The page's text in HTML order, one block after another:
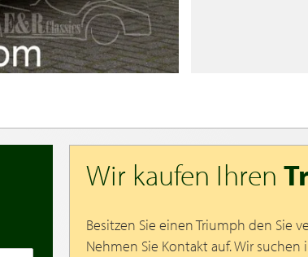
Wir kaufen Ihren
Besitzen Sie einen Triumph den Sie
Nehmen Sie Kontakt auf. Wir